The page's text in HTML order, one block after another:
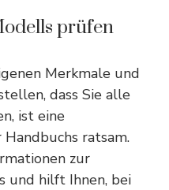
prüfen
Merkmale und
dass Sie alle
ist eine
ratsam.
zur
und hilft Ihnen, bei